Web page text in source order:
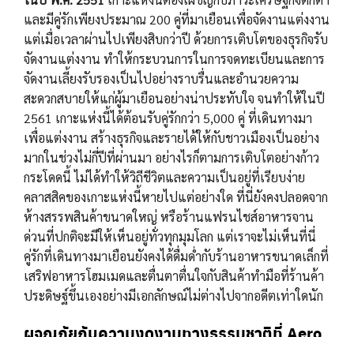
และมีคู่รักเพียงประมาณ 200 คู่ที่มาเยือนเพื่อจัดงานแต่งงาน
แต่เมื่อเวลาผ่านไปเพียงสิบกว่าปี ด้วยการเติบโตของธุรกิจรับ
จัดงานแต่งงาน ทำให้กระบวนการในการจดทะเบียนและการ
จัดงานเลี้ยงรับรองเป็นไปอย่างราบรื่นและอำนวยความ
สะดวกสบายให้แก่ผู้มาเยือนอย่างน่าประทับใจ จนทำให้ในปี
2561 เกาะแห่งนี้ได้ต้อนรับคู่รักกว่า 5,000 คู่ ที่เดินทางมา
เพื่อแต่งงาน สร้างธุรกิจและรายได้ให้กับชาวเมืองเป็นอย่าง
มากในช่วงไม่กี่ปีที่ผ่านมา อย่างไรก็ตามการเติบโตอย่างก้าว
กระโดดนี้ ไม่ได้ทำให้วิถีชีวิตและความเป็นอยู่ที่เรียบง่าย
คลาสสิคของเกาะแห่งนี้หายไปแต่อย่างใด ที่นี่ยังคงปลอดจาก
ห้างสรรพสินค้าขนาดใหญ่ หรือร้านแฟรนไชส์อาหารจาน
ด่วนที่ปกติจะมีให้เห็นอยู่ทั่วทุกมุมโลก แต่เราจะไม่เห็นที่นี่
คู่รักที่เดินทางมาเยือนยังคงได้ดื่มด่ำกับร้านอาหารขนาดเล็กที่
เสริฟอาหารโฮมเมดและตื่นตาตื่นใจกับสินค้าทำมือที่ร้านค้า
ประดิษฐ์ขึ้นเองอย่างมีเอกลักษณ์ไม่ต่างไปจากอดีตเท่าใดนัก